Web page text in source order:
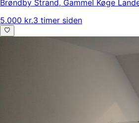
Brøndby Strand, Gammel Køge
5.000 kr.3 timer siden